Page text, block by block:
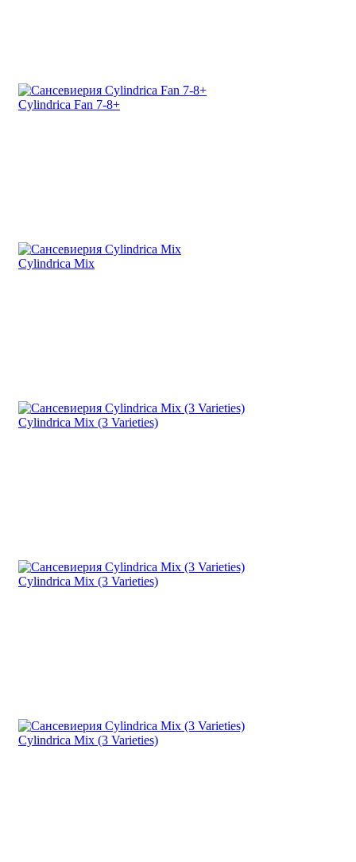
Cylindrica Fan 7-8+
Cylindrica Mix
Cylindrica Mix (3 Varieties)
Cylindrica Mix (3 Varieties)
Cylindrica Mix (3 Varieties)